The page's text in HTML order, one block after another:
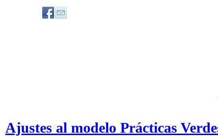
Ajustes al modelo Prácticas